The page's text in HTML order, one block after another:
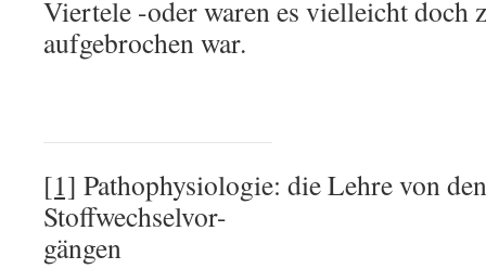
Viertele -oder waren es vielleicht doch
aufgebrochen war.
[1] Pathophysiologie: die Lehre von
Stoffwechselvor-
gängen